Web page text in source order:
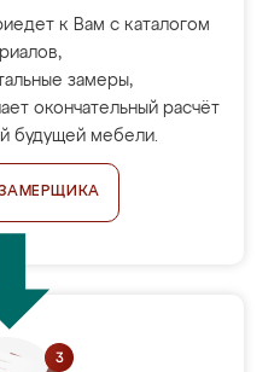
к Вам с каталогом
замеры,
окончательный расчёт
будущей мебели.